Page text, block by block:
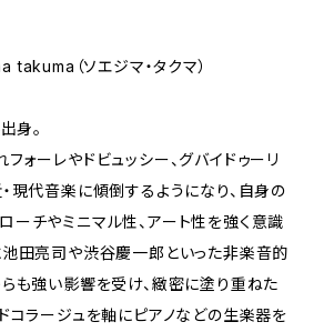
（ソエジマ・タクマ）
身。
ォーレやドビュッシー、グバイドゥーリ
現代音楽に傾倒するようになり、自身の
ーチやミニマル性、アート性を強く意識
池田亮司や渋谷慶一郎といった非楽音的
も強い影響を受け、緻密に塗り重ねた
コラージュを軸にピアノなどの生楽器を